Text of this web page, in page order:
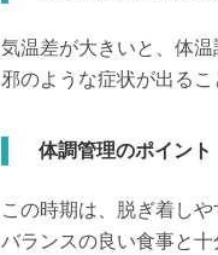
気温差が大きいと、体
邪のような症状が出る
体調管理のポイント
この時期は、脱ぎ着し
バランスの良い食事と